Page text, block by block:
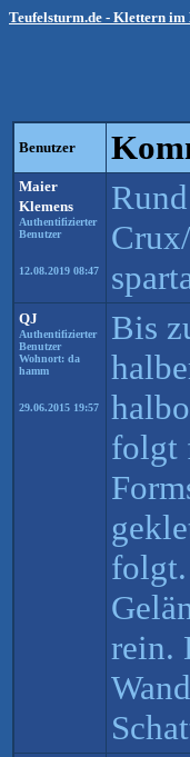
Teufelsturm.de - Klettern im
Benutzer
Maier
Klemens
Authentifizierter
Benutzer
12.08.2019 08:47
QJ
Authentifizierter
Benutzer
Wohnort: da
hamm
29.06.2015 19:57
Bis
folgt
folgt.
rein.